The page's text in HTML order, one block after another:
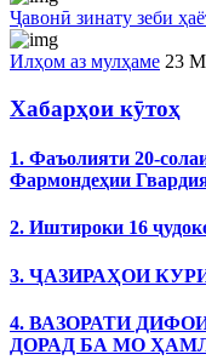
Ҷавонӣ зинату зеби
Илҳом аз мулҳаме 23
Хабарҳои кӯтоҳ
1. Фаъолияти 20-
Фармондеҳии
2. Иштироки 16
3. ҶАЗИРАҲОИ
4. ВАЗОРАТИ
ДОРАД БА МО